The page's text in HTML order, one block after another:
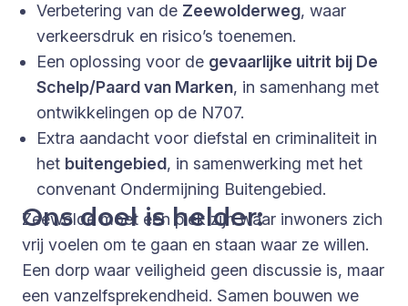
Verbetering van de Zeewolderweg, waar
verkeersdruk en risico’s toenemen.
Een oplossing voor de gevaarlijke uitrit bij De
Schelp/Paard van Marken, in samenhang met
ontwikkelingen op de N707.
Extra aandacht voor diefstal en criminaliteit in
het buitengebied, in samenwerking met het
convenant Ondermijning Buitengebied.
Ons doel is helder:
Zeewolde moet een plek zijn waar inwoners zich
vrij voelen om te gaan en staan waar ze willen.
Een dorp waar veiligheid geen discussie is, maar
een vanzelfsprekendheid. Samen bouwen we